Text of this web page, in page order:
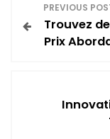
a
PREVIOUS
Trouvez
Prix